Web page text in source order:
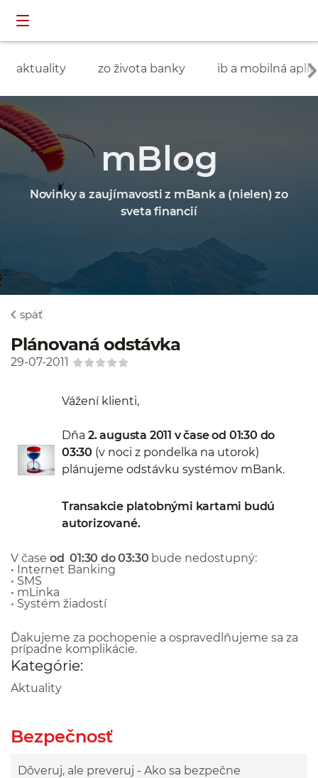
aktuality zo života banky ib a mobilná
mBlog
Novinky a zaujímavosti z mBank a (nielen) zo
sveta financií
späť
Plánovaná odstávka
29-07-2011
Vážení klienti,
Dňa 2. augusta 2011 v čase od 01:30 do
03:30 (v noci z pondelka na utorok)
plánujeme odstávku systémov mBank.
Transakcie platobnými kartami budú
autorizované.
V čase od 01:30 do 03:30 bude nedostupný:
• Internet Banking
• SMS
• mLinka
• Systém žiadostí
Ďakujeme za pochopenie a ospravedlňujeme sa za
prípadne komplikácie.
Kategórie:
Aktuality
Bezpečnosť
Dôveruj, ale preveruj - Ako sa bezpečne